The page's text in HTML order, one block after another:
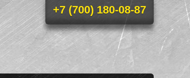
+7 (700) 180-08-87